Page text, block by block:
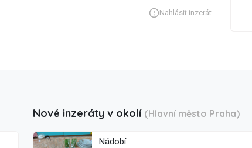
Nahlásit inzerát
Nové inzeráty v okolí (Hlavní město Praha)
Nádobí